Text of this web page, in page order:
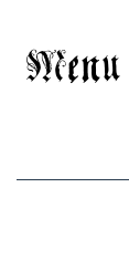
Menu